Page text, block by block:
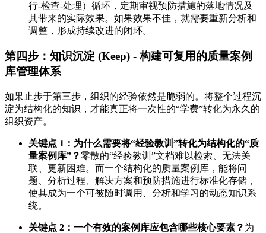
行-检查-处理）循环，定期审视预防措施的落地情况及
其带来的实际效果。如果效果不佳，就需要重新分析和
调整，形成持续改进的闭环。
第四步：知识沉淀 (Keep) - 构建可复用的质量案例
库管理体系
如果止步于第三步，组织的经验依然是脆弱的。将整个过程沉
淀为结构化的知识，才能真正将一次性的“学费”转化为永久的
组织资产。
关键点 1：为什么需要将“经验教训”转化为结构化的“质
量案例库”？零散的“经验教训”文档难以检索、无法关
联、更新困难。而一个结构化的质量案例库，能将问
题、分析过程、解决方案和预防措施进行标准化存储，
使其成为一个可被随时调用、分析和学习的动态知识系
统。
关键点 2：一个有效的案例库应包含哪些核心要素？ 为